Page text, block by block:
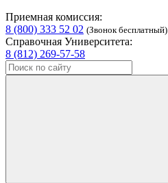
Приемная комиссия:
8 (800) 333 52 02 (Звонок бесплатный)
Справочная Университета:
8 (812) 269-57-58